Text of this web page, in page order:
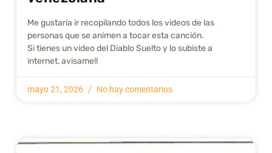
Me gustarí­a ir recopilando todos los videos de las
personas que se animen a tocar esta canción.
Si tienes un video del Diablo Suelto y lo subiste a
internet, avisame!!
mayo 21, 2026 No hay comentarios